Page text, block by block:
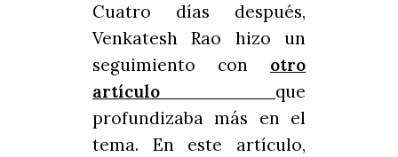
Cuatro días después,
Venkatesh Rao hizo un
seguimiento con otro
artículo
que
profundizaba más en el
tema. En este artículo,